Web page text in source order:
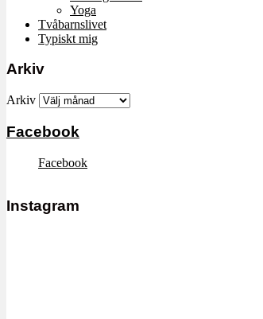
Yoga
Tvåbarnslivet
Typiskt mig
Arkiv
Arkiv
Facebook
Facebook
Instagram